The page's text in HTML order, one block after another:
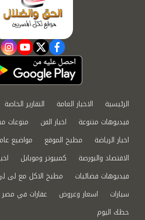
facebook
twitter
youtube
الرئيسية الاخبار العامة التقارير الخاصة
فيديوهات متنوعة
اخبار الفن
منوعات
اخبار الرياضة
مطبخ الموقع
مواضيع
الاقتصاد والبورصة
كمبيوتر وموبايل
فيديوهات فضائيات
مطبخ الاكل مع لى
سيارات
اسعار وعروض عقارات في مصر
حظك اليوم